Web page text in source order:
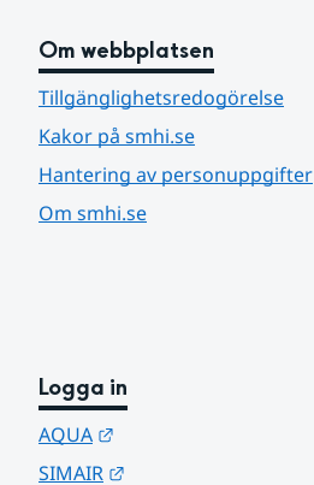
Om webbplatsen
Tillgänglighetsredogörelse
Kakor på smhi.se
Hantering av personuppgifter
Om smhi.se
Logga in
AQUA
SIMAIR